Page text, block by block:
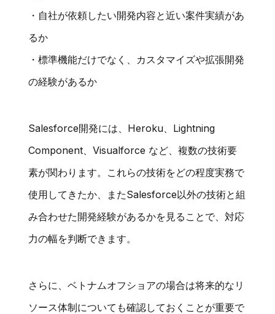
・自社が依頼したい開発内容と近い案件実績があ
るか
・標準機能だけでなく、カスタマイズや拡張開発
の経験があるか
Salesforce開発には、Heroku、Lightning
Component、Visualforce など、複数の技術要
素が関わります。これらの技術をどの程度実務で
使用してきたか、またSalesforce以外の技術と組
み合わせた開発経験があるかを見ることで、対応
力の幅を判断できます。
さらに、ベトナムオフショアの場合は将来的なリ
ソース体制についても確認しておくことが重要で